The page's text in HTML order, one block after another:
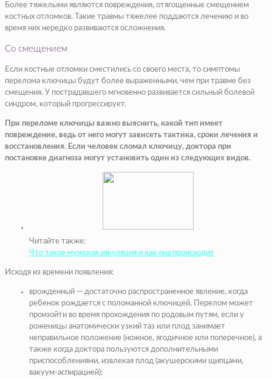
Более тяжелыми являются повреждения, отягощенные смещением
костных отломков. Такие травмы тяжелее поддаются лечению и во
время них нередко развиваются осложнения.
Со смещением
Если костные отломки сместились со своего места, то симптомы
перелома ключицы будут более выраженными, чем при травме без
смещения. У пострадавшего мгновенно развивается сильный болевой
синдром, который прогрессирует.
При переломе ключицы важно выяснить, какой тип имеет
повреждение, ведь от него могут зависеть тактика, сроки лечения и
восстановления. Если человек сломал ключицу, доктора при
постановке диагноза могут установить один из следующих видов.
Читайте также:
Что такое мужская эякуляция и как она происходит
Исходя из времени появления:
врожденный — достаточно распространенное явление, когда
ребенок рождается с поломанной ключицей. Перелом может
произойти во время прохождения по родовым путям, если у
роженицы анатомически узкий таз или плод занимает
неправильное положение (ножное, ягодичное или поперечное), а
также когда доктора пользуются дополнительными
приспособлениями, извлекая плод (акушерскими щипцами,
вакуум-аспирацией);